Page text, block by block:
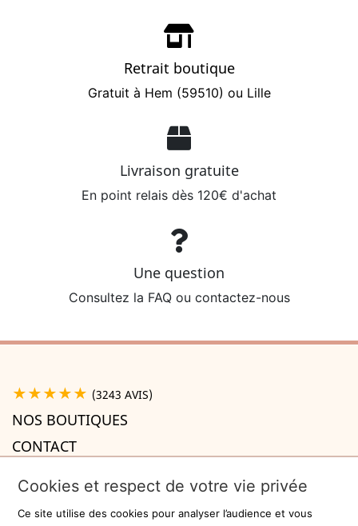
Retrait boutique
Gratuit à Hem (59510) ou Lille
Livraison gratuite
En point relais dès 120€ d'achat
Une question
Consultez la FAQ ou contactez-nous
★★★★★ (3243 AVIS)
NOS BOUTIQUES
CONTACT
INFORMATIONS
Cookies et respect de votre vie privée
Ce site utilise des cookies pour analyser l’audience et vous